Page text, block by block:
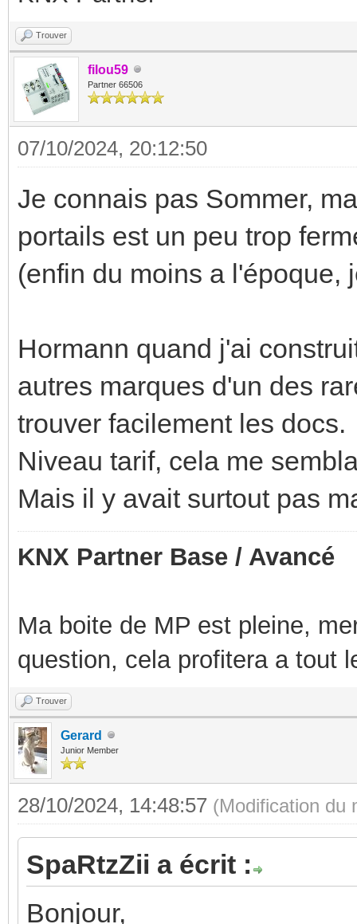
Trouver
filou59
Partner 66506
07/10/2024, 20:12:50
Je connais pas Sommer,
portails est un peu trop
(enfin du moins a l'époque,
Hormann quand j'ai
autres marques d'un des
trouver facilement les docs.
Niveau tarif, cela me
Mais il y avait surtout pas
KNX Partner Base / Avancé
Ma boite de MP est pleine,
question, cela profitera a tout
Trouver
Gerard
Junior Member
28/10/2024, 14:48:57 (Modification du
SpaRtzZii a écrit :
Bonjour,